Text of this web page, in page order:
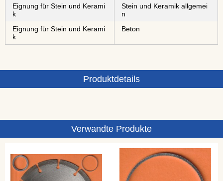
Eignung für Stein und Kerami
k
Stein und Keramik allgemei
n
Eignung für Stein und Kerami
k
Beton
Produktdetails
Verwandte Produkte